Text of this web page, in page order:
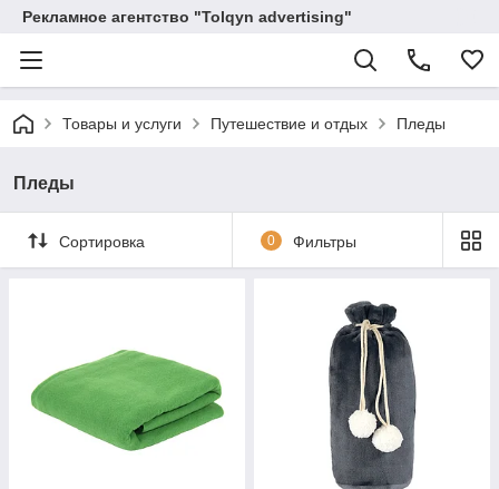
Рекламное агентство "Tolqyn advertising"
Товары и услуги Путешествие и отдых Пледы
Пледы
Сортировка 0 Фильтры